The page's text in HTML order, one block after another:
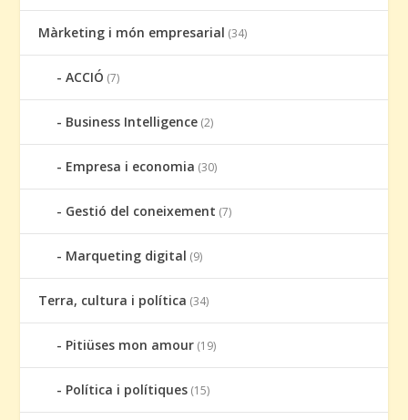
Màrketing i món empresarial (34)
ACCIÓ (7)
Business Intelligence (2)
Empresa i economia (30)
Gestió del coneixement (7)
Marqueting digital (9)
Terra, cultura i política (34)
Pitiüses mon amour (19)
Política i polítiques (15)